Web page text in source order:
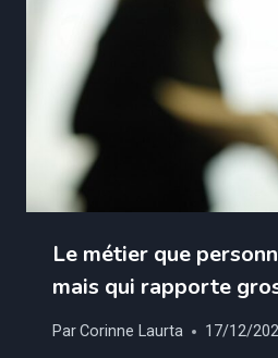
Le métier que
mais qui rapporte
ParCorinne Laurta 17/12/